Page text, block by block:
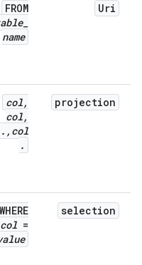
Uri
FROM
_
name
projection
col,
col,
col
,
.
.
selection
WHERE
col =